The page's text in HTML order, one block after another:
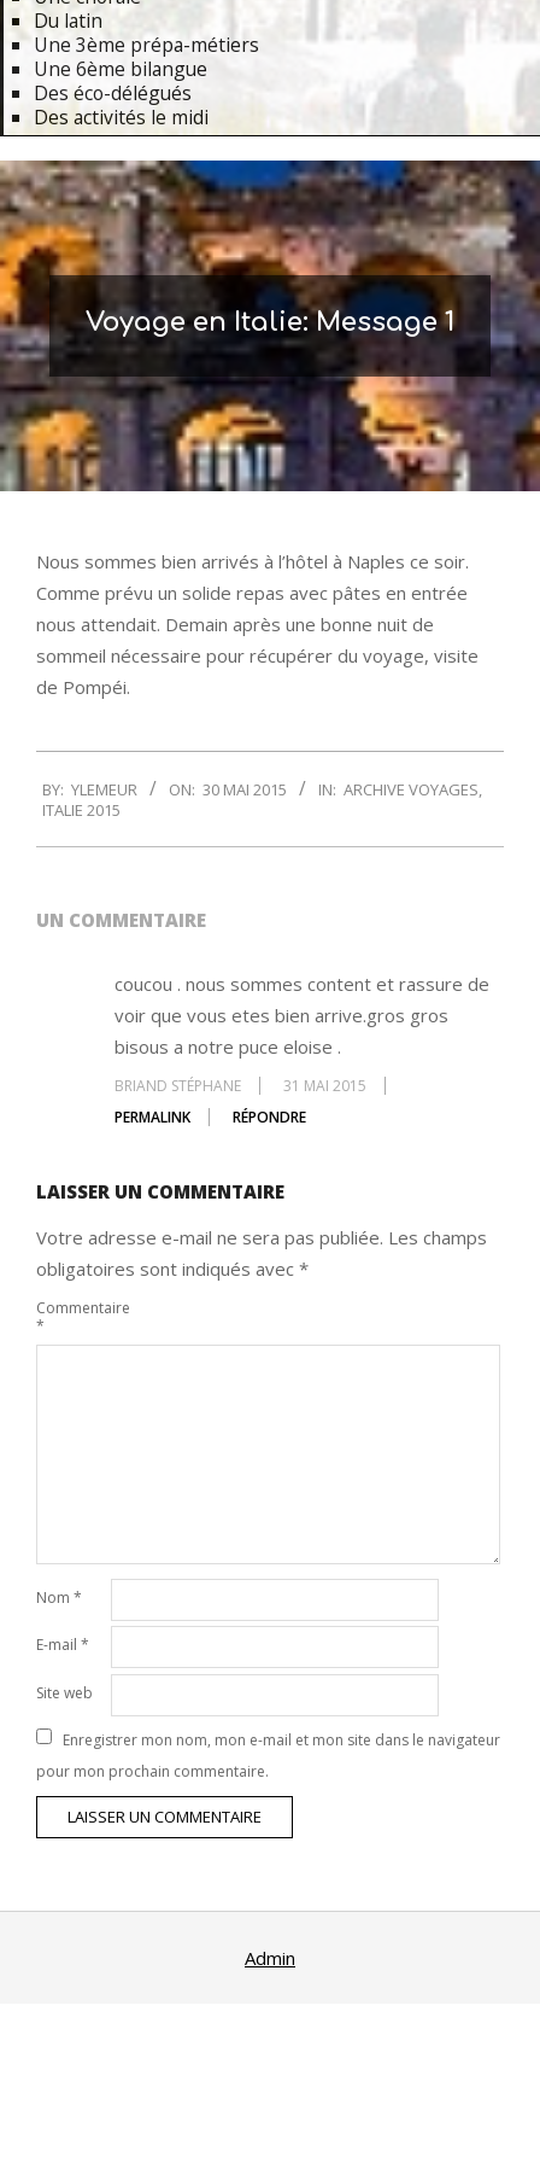
Du latin
Une 3ème prépa-métiers
Une 6ème bilangue
Des éco-délégués
Des activités le midi
Navigation
Menu
Voyage en Italie: Message 1
Nous sommes bien arrivés à l’hôtel à Naples ce soir.
Comme prévu un solide repas avec pâtes en entrée
nous attendait. Demain après une bonne nuit de
sommeil nécessaire pour récupérer du voyage, visite
de Pompéi.
05-
BY: YLEMEUR ON: 30 MAI 2015 IN: ARCHIVE VOYAGES,
ITALIE 2015
UN COMMENTAIRE
coucou . nous sommes content et rassure de
voir que vous etes bien arrive.gros gros
bisous a notre puce eloise .
BRIAND STÉPHANE
31 MAI 2015
PERMALINK
RÉPONDRE
LAISSER UN COMMENTAIRE
Votre adresse e-mail ne sera pas publiée. Les champs
obligatoires sont indiqués avec *
Commentaire
*
Nom *
E-mail *
Site web
Enregistrer mon nom, mon e-mail et mon site dans le navigateur
pour mon prochain commentaire.
Admin